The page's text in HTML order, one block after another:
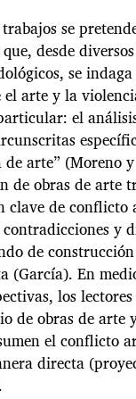
se
desde
se
arte y la
el
arte” (Moreno
de obras de arte
clave de conflicto
y
de
(García). En
los
de obras de arte
el conflicto
directa